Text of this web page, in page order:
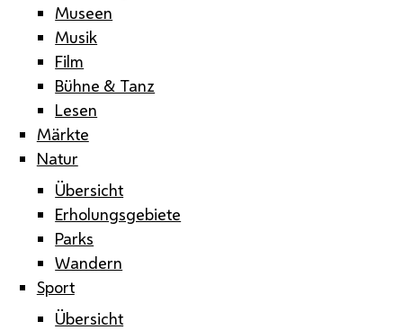
Museen
Musik
Film
Bühne & Tanz
Lesen
Märkte
Natur
Übersicht
Erholungsgebiete
Parks
Wandern
Sport
Übersicht